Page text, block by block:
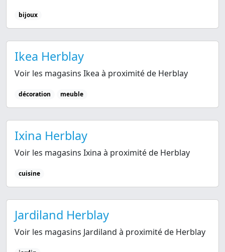
bijoux
Ikea Herblay
Voir les magasins Ikea à proximité de Herblay
décoration meuble
Ixina Herblay
Voir les magasins Ixina à proximité de Herblay
cuisine
Jardiland Herblay
Voir les magasins Jardiland à proximité de Herblay